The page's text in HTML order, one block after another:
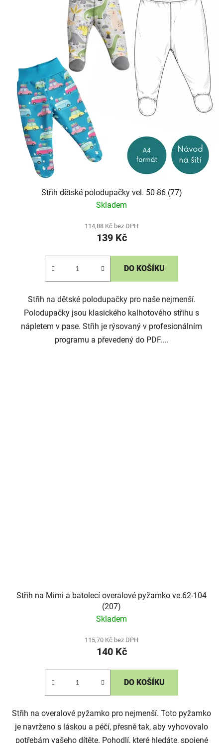
Střih dětské polodupačky vel. 50-86 (77)
Skladem
114,88 Kč bez DPH
139 Kč
DO KOŠÍKU
Střih na dětské polodupačky pro naše nejmenší.
Polodupačky jsou klasického kalhotového střihu s
nápletem v pase. Střih je rýsovaný v profesionálním
programu a převedený do PDF....
Střih na Mimi a batolecí overalové pyžamko ve.62-104
(207)
Skladem
115,70 Kč bez DPH
140 Kč
DO KOŠÍKU
Střih na overalové pyžamko pro nejmenší. Toto pyžamko
je navrženo s láskou a péčí, přesně tak, aby vyhovovalo
potřebám vašeho dítěte. Pohodlí, které hledáte, spojené